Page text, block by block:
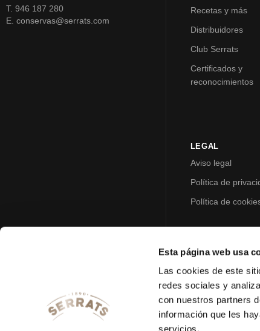
Esta página web usa
Las cookies de este
redes sociales y
con nuestros partners
información que les
servicios.
T. 946 187 280
E. conservas@serrats.com
Recetas y más
Distribuidores
Club Serrats
Certificados y
reconocimientos
LEGAL
Aviso legal
Política de
Política de